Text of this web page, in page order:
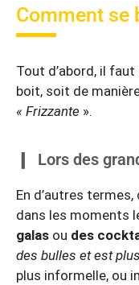
Comment se
Tout d’abord, il
boit, soit de
« Frizzante ».
Lors des
En d’autres
dans les moments
galas ou des
des bulles et est
plus informelle, ou